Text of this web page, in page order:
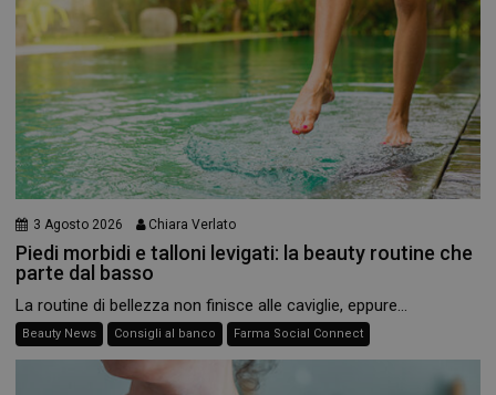
3 Agosto 2026 Chiara Verlato
Piedi morbidi e talloni levigati: la beauty routine che
parte dal basso
La routine di bellezza non finisce alle caviglie, eppure...
Beauty News Consigli al banco Farma Social Connect
_ga_YJ0035S3E9 .panoramacosmetico.it
1 anno 1
mese
CookieScriptConsent
www.panoramacosmetico.it
settimane